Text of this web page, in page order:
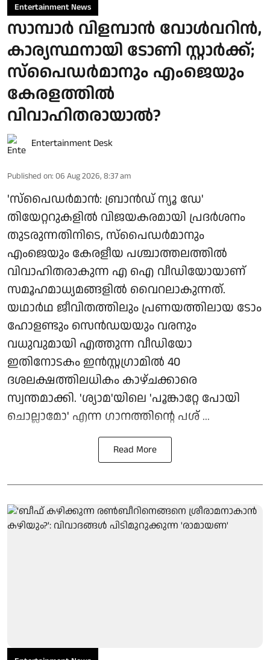
Entertainment News
സാമ്പാർ വിളമ്പാൻ വോൾവറിൻ,
കാര്യസ്ഥനായി ടോണി സ്റ്റാർക്ക്;
സ്പൈഡർമാനും എംജെയും
കേരളത്തിൽ
വിവാഹിതരായാൽ?
Entertainment Desk
Published on: 06 Aug 2026, 8:37 am
'സ്‌പൈഡർമാൻ: ബ്രാൻഡ് ന്യൂ ഡേ'
തിയേറ്ററുകളിൽ വിജയകരമായി പ്രദർശനം
തുടരുന്നതിനിടെ, സ്പൈഡർമാനും
എംജെയും കേരളീയ പശ്ചാത്തലത്തിൽ
വിവാഹിതരാകുന്ന എ ഐ വീഡിയോയാണ്
സമൂഹമാധ്യമങ്ങളിൽ വൈറലാകുന്നത്.
യഥാർഥ ജീവിതത്തിലും പ്രണയത്തിലായ ടോം
ഹോളണ്ടും സെൻഡയയും വരനും
വധുവുമായി എത്തുന്ന വീഡിയോ
ഇതിനോടകം ഇൻസ്റ്റഗ്രാമിൽ 40
ദശലക്ഷത്തിലധികം കാഴ്ചക്കാരെ
സ്വന്തമാക്കി. 'ശ്യാമ'യിലെ 'പൂങ്കാറ്റേ പോയി
ചൊല്ലാമോ' എന്ന ഗാനത്തിന്റെ പശ് ...
Read More